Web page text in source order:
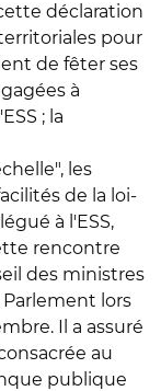
déclaration
pour
de fêter ses
à
; la
les
de la loi-
à l'ESS,
rencontre
des ministres
lors
Il a assuré
au
publique